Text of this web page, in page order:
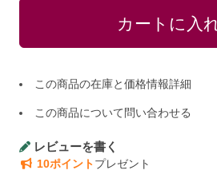
この商品の在庫と価格情報詳細
この商品について問い合わせる
レビューを書く
10ポイントプレゼント